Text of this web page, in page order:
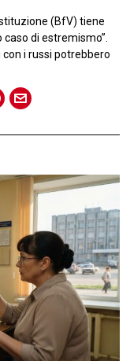
(BfV) tiene
di estremismo”.
i russi potrebbero